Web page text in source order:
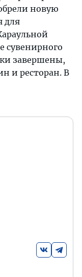
новую
для
сувенирного
завершены,
и ресторан. В